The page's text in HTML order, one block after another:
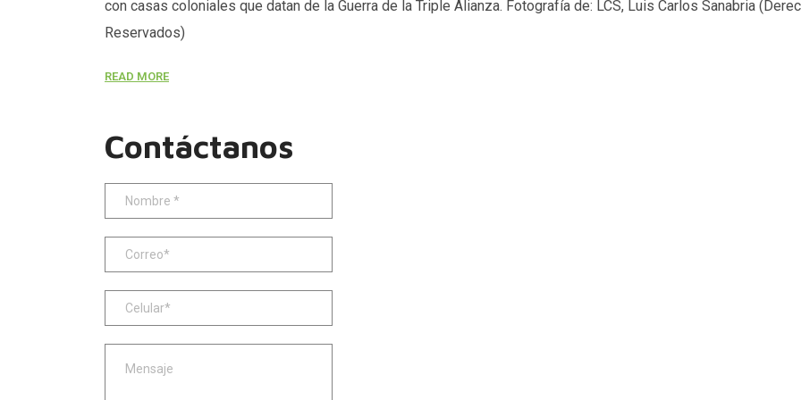
con casas coloniales que datan de la Guerra de la Triple Alianza. Fotografía de: LCS, Luis Carlos Sanabria
Reservados)
READ MORE
Contáctanos